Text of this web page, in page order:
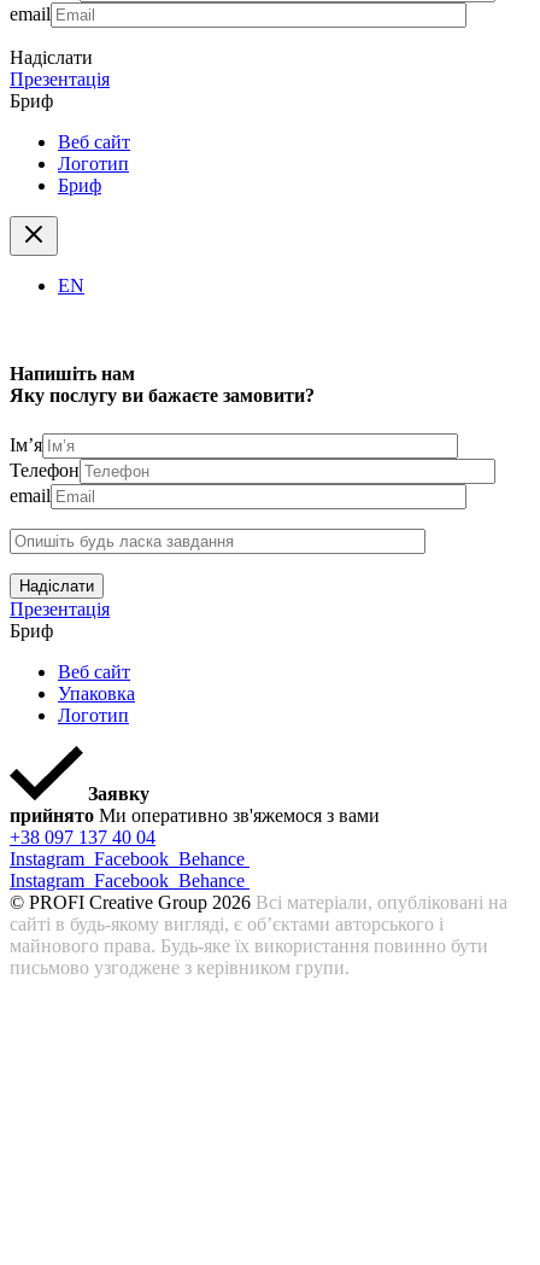
email
Надіслати
Презентація
Бриф
Веб сайт
Логотип
Бриф
EN
Напишіть нам
Яку послугу ви бажаєте замовити?
Ім’я
Телефон
email
Надіслати
Презентація
Бриф
Веб сайт
Упаковка
Логотип
Заявку
прийнято Ми оперативно зв'яжемося з вами
+38 097 137 40 04
Instagram Facebook Behance
Instagram Facebook Behance
© PROFI Creative Group 2026 Всі матеріали, опубліковані на
сайті в будь-якому вигляді, є об’єктами авторського і
майнового права. Будь-яке їх використання повинно бути
письмово узгоджене з керівником групи.